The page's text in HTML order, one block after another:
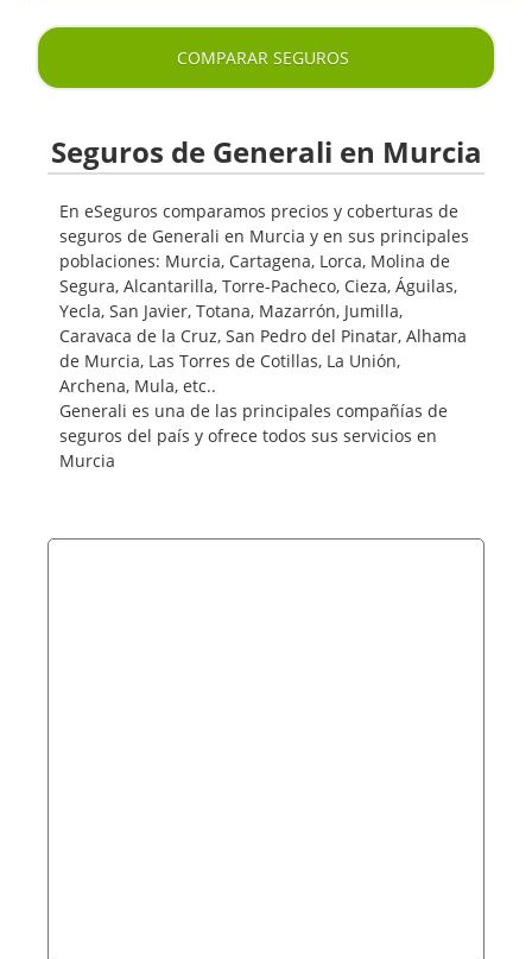
COMPARAR SEGUROS
Seguros de Generali en Murcia
En eSeguros comparamos precios y coberturas de
seguros de Generali en Murcia y en sus principales
poblaciones: Murcia, Cartagena, Lorca, Molina de
Segura, Alcantarilla, Torre-Pacheco, Cieza, Águilas,
Yecla, San Javier, Totana, Mazarrón, Jumilla,
Caravaca de la Cruz, San Pedro del Pinatar, Alhama
de Murcia, Las Torres de Cotillas, La Unión,
Archena, Mula, etc..
Generali es una de las principales compañías de
seguros del país y ofrece todos sus servicios en
Murcia